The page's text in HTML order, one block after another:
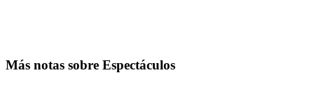
Más notas sobre Espectáculos